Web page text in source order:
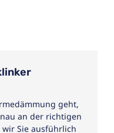
geht,
an der richtigen
Sie ausführlich